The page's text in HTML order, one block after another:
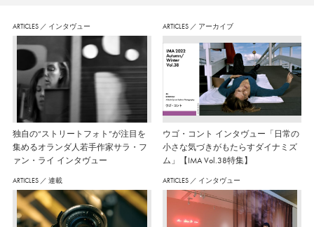
ARTICLES ／ インタヴュー
独自の“ストリートフォト”が注目を
集めるオランダ人若手作家サラ・フ
ァン・ライ インタヴュー
ARTICLES ／ アーカイブ
ウゴ・コント インタヴュー「日常の
小さな気づきがもたらすダイナミズ
ム」【IMA Vol.38特集】
ARTICLES ／ 連載 ARTICLES ／ インタヴュー